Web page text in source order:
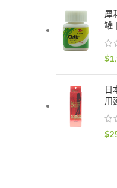
犀
罐
$
日
用
$